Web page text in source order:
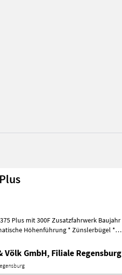
mit 300F Zusatzfahrwerk Baujahr
Höhenführung * Zünslerbügel *
Völk GmbH, Filiale Regensburg